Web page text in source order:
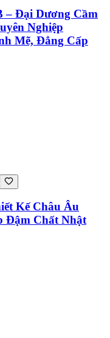
– Đại Dương Cầm
Nghiệp
Mẽ, Đẳng Cấp
Kế Châu Âu
Đậm Chất Nhật